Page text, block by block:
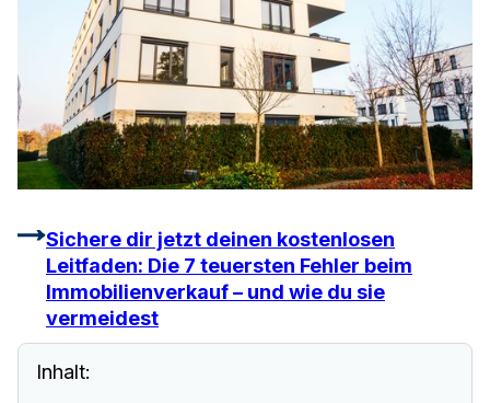
Sichere dir jetzt deinen kostenlosen
Leitfaden: Die 7 teuersten Fehler beim
Immobilienverkauf – und wie du sie
vermeidest
Inhalt: